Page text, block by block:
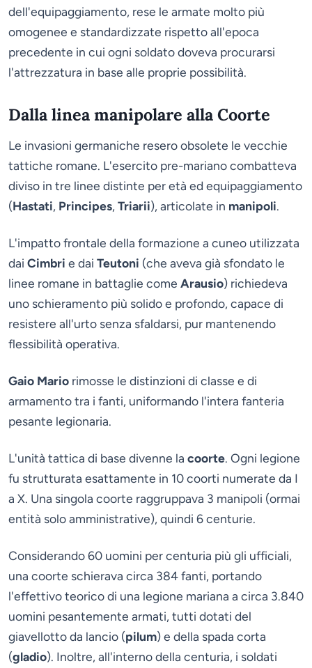
dell'equipaggiamento, rese le armate molto più
omogenee e standardizzate rispetto all'epoca
precedente in cui ogni soldato doveva procurarsi
l'attrezzatura in base alle proprie possibilità.
Dalla linea manipolare alla Coorte
Le invasioni germaniche resero obsolete le vecchie
tattiche romane. L'esercito pre-mariano combatteva
diviso in tre linee distinte per età ed equipaggiamento
(Hastati, Principes, Triarii), articolate in manipoli.
L'impatto frontale della formazione a cuneo utilizzata
dai Cimbri e dai Teutoni (che aveva già sfondato le
linee romane in battaglie come Arausio) richiedeva
uno schieramento più solido e profondo, capace di
resistere all'urto senza sfaldarsi, pur mantenendo
flessibilità operativa.
Gaio Mario rimosse le distinzioni di classe e di
armamento tra i fanti, uniformando l'intera fanteria
pesante legionaria.
L'unità tattica di base divenne la coorte. Ogni legione
fu strutturata esattamente in 10 coorti numerate da I
a X. Una singola coorte raggruppava 3 manipoli (ormai
entità solo amministrative), quindi 6 centurie.
Considerando 60 uomini per centuria più gli ufficiali,
una coorte schierava circa 384 fanti, portando
l'effettivo teorico di una legione mariana a circa 3.840
uomini pesantemente armati, tutti dotati del
giavellotto da lancio (pilum) e della spada corta
(gladio). Inoltre, all'interno della centuria, i soldati